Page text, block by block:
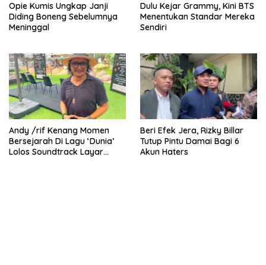
Opie Kumis Ungkap Janji
Diding Boneng Sebelumnya
Meninggal
Dulu Kejar Grammy, Kini BTS
Menentukan Standar Mereka
Sendiri
Andy /rif Kenang Momen
Bersejarah Di Lagu ‘Dunia’
Lolos Soundtrack Layar
Beri Efek Jera, Rizky Billar
Tutup Pintu Damai Bagi 6
Akun Haters